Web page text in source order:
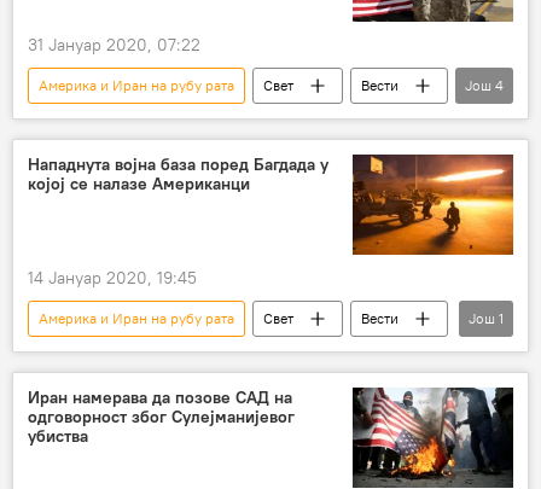
31 Јануар 2020, 07:22
Америка и Иран на рубу рата Свет
Вести
Ирак
Касем Сулејмани
повређени
амерички војници
Још 4
Нападнута војна база поред Багдада у
којој се налазе Американци
14 Јануар 2020, 19:45
Америка и Иран на рубу рата Свет
Вести
војна база
Још 1
Иран намерава да позове САД на
одговорност због Сулејманијевог
убиства